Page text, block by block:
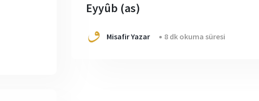
Eyyûb (as)
Misafir Yazar 8 dk okuma süresi